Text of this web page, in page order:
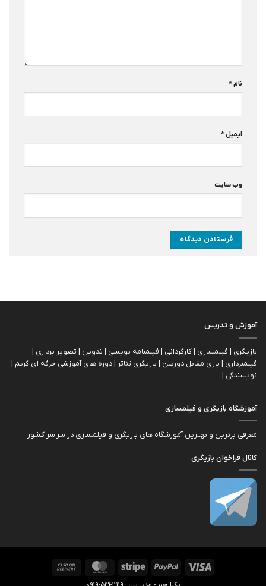
نام*
ایمیل*
وب‌ سایت
آموزش و تدریس
بازیگری | فیلمسازی | کارگردانی | فیلمنامه نویسی | تدوین | تصویر برداری |
فیلمبرداری | بازی مقابل دوربین | بازیگري تئاتر | دوره های آموزشی حرفه ای گریم |
نویسندگی |
آموزشگاه بازیگری و فیلمسازی
معرفی برترین و بهترین آموزشگاه های بازیگری و فیلمسازی در سراسر کشور
کانال فراخوان بازیگری
Visa
PayPal
Stripe
MasterCard